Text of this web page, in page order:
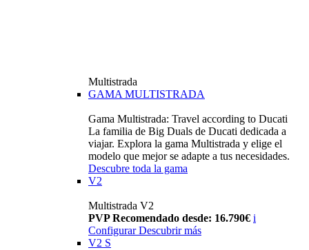
Multistrada
GAMA MULTISTRADA
Gama Multistrada: Travel according to Ducati
La familia de Big Duals de Ducati dedicada a
viajar. Explora la gama Multistrada y elige el
modelo que mejor se adapte a tus necesidades.
Descubre toda la gama
V2
Multistrada V2
PVP Recomendado desde: 16.790€ i
Configurar Descubrir más
V2 S